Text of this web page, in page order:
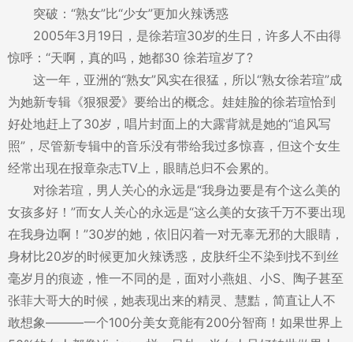
突破：“熟女”比“少女”更加火辣诱惑
2005年3月19日，是徐若瑄30岁的生日，许多人不由得
惊呼：“天啊，真的吗，她都30 徐若瑄岁了?
这一年，亚洲的“熟女”风实在很猛，所以“熟女徐若瑄”成
为她新专辑《狠狠爱》要给出的概念。娃娃脸的徐若瑄恰到
好处地赶上了30岁，唱片封面上的大露背就是她的“追风写
照”，尽管新专辑中的音乐没有带给我过多惊喜，但这个女生
经常出现在报章杂志TV上，眼睛总归不会累的。
对徐若瑄，男人关心的永远是“我身边要是有个这么美的
女孩多好！”而女人关心的永远是“这么美的女孩千万不要出现
在我身边啊！”30岁的她，依旧闪着一对无辜无邪的大眼睛，
身材比20岁的时候更加火辣诱惑，皮肤纤尘不染到找不到丝
毫岁月的痕迹，惟一不同的是，面对小燕姐、小S、陶子甚至
张菲大哥大的时候，她表现出来的精灵、慧黠，简直让人不
敢想象———一个100分美女竟能有200分智商！如果世界上